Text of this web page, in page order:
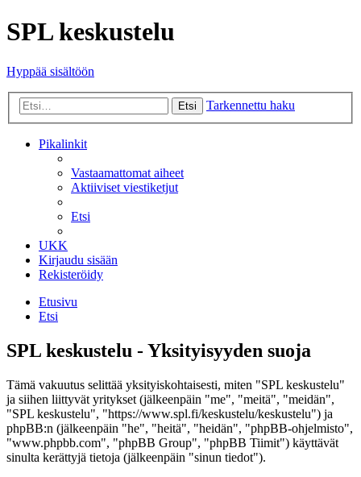
SPL keskustelu
Hyppää sisältöön
Etsi Tarkennettu haku
Pikalinkit
Vastaamattomat aiheet
Aktiiviset viestiketjut
Etsi
UKK
Kirjaudu sisään
Rekisteröidy
Etusivu
Etsi
SPL keskustelu - Yksityisyyden suoja
Tämä vakuutus selittää yksityiskohtaisesti, miten "SPL keskustelu"
ja siihen liittyvät yritykset (jälkeenpäin "me", "meitä", "meidän",
"SPL keskustelu", "https://www.spl.fi/keskustelu/keskustelu") ja
phpBB:n (jälkeenpäin "he", "heitä", "heidän", "phpBB-ohjelmisto",
"www.phpbb.com", "phpBB Group", "phpBB Tiimit") käyttävät
sinulta kerättyjä tietoja (jälkeenpäin "sinun tiedot").